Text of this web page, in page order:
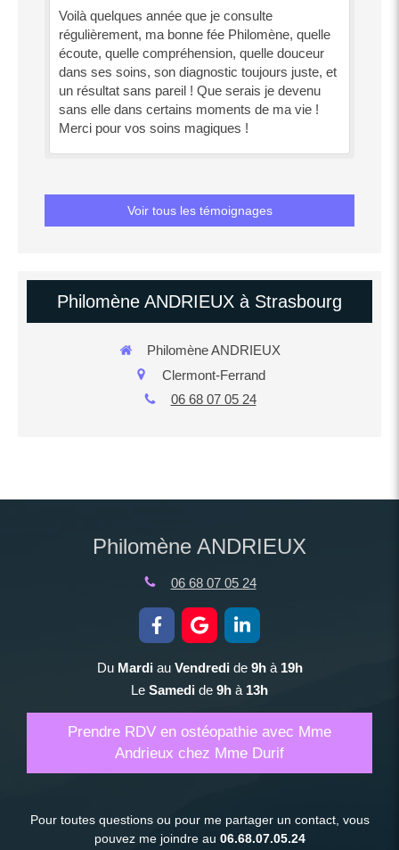
Voilà quelques année que je consulte
régulièrement, ma bonne fée Philomène, quelle
écoute, quelle compréhension, quelle douceur
dans ses soins, son diagnostic toujours juste, et
un résultat sans pareil ! Que serais je devenu
sans elle dans certains moments de ma vie !
Merci pour vos soins magiques !
Voir tous les témoignages
Philomène ANDRIEUX à Strasbourg
Philomène ANDRIEUX
Clermont-Ferrand
06 68 07 05 24
Philomène ANDRIEUX
06 68 07 05 24
Du Mardiau Vendredide 9hà 19h
Le Samedi de 9h à 13h
Prendre RDV en ostéopathie avec Mme
Andrieux chez Mme Durif
Pour toutes questions ou pour me partager un contact, vous
pouvez me joindre au 06.68.07.05.24